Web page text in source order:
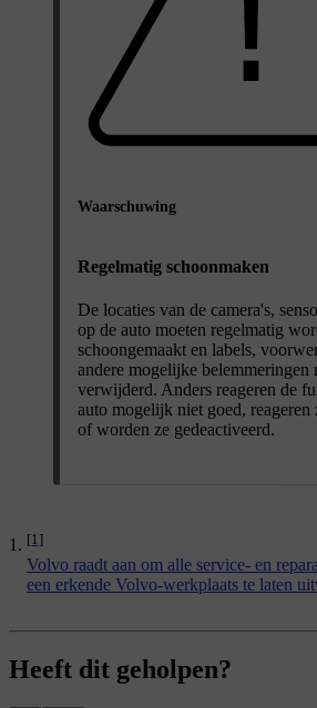
Waarschuwing
Regelmatig schoonmaken
De locaties van de camera's,
op de auto moeten regelmatig
schoongemaakt en labels,
andere mogelijke belemmeringen
verwijderd. Anders reageren de
auto mogelijk niet goed, reageren
of worden ze gedeactiveerd.
[1]
Volvo raadt aan om alle service- en
een erkende Volvo-werkplaats te laten
Heeft dit geholpen?